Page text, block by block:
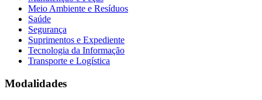
Meio Ambiente e Resíduos
Saúde
Segurança
Suprimentos e Expediente
Tecnologia da Informação
Transporte e Logística
Modalidades